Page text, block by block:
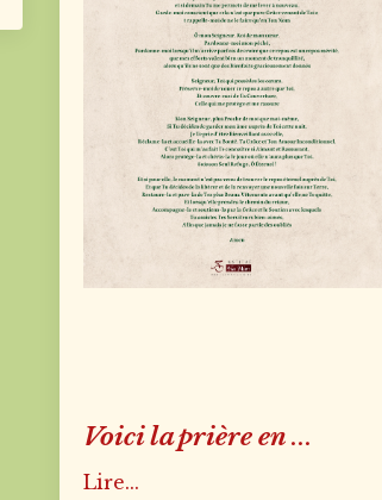
Voici la prière en...
Lire...